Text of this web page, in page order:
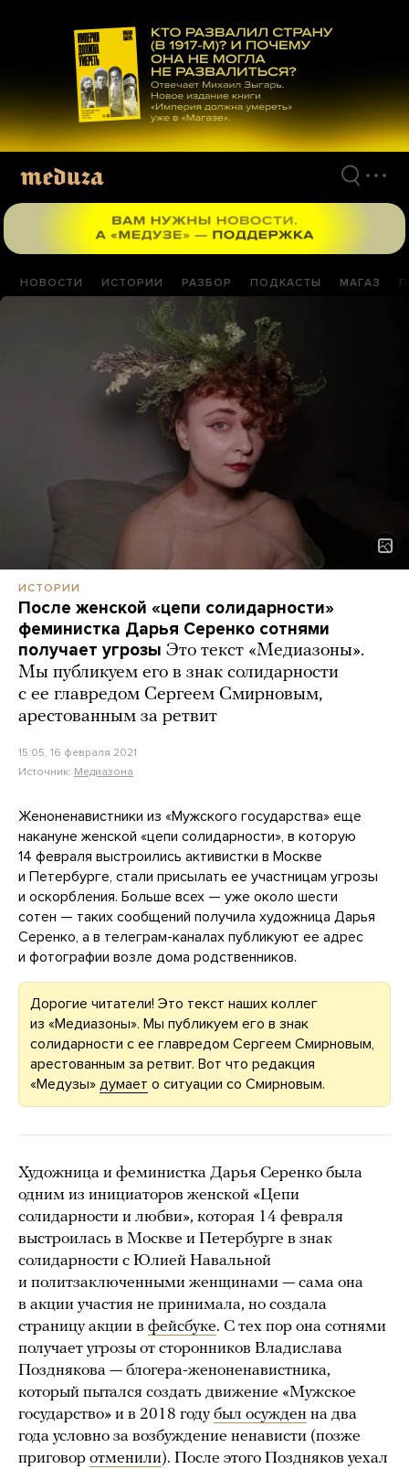
материалам
НОВОСТИ ИСТОРИИ РАЗБОР ПОДКАСТЫ МАГАЗ
ИСТОРИИ
После женской «цепи солидарности»
феминистка Дарья Серенко сотнями
получает угрозы Это текст «Медиазоны».
Мы публикуем его в знак солидарности
с ее главредом Сергеем Смирновым,
арестованным за ретвит
15:05, 16 февраля 2021
Источник: Медиазона
Женоненавистники из «Мужского государства» еще
накануне женской «цепи солидарности», в которую
14 февраля выстроились активистки в Москве
и Петербурге, стали присылать ее участницам угрозы
и оскорбления. Больше всех — уже около шести
сотен — таких сообщений получила художница Дарья
Серенко, а в телеграм-каналах публикуют ее адрес
и фотографии возле дома родственников.
Дорогие читатели! Это текст наших коллег
из «Медиазоны». Мы публикуем его в знак
солидарности с ее главредом Сергеем Смирновым,
арестованным за ретвит. Вот что редакция
«Медузы» думает о ситуации со Смирновым.
Художница и феминистка Дарья Серенко была
одним из инициаторов женской «Цепи
солидарности и любви», которая 14 февраля
выстроилась в Москве и Петербурге в знак
солидарности с Юлией Навальной
и политзаключенными женщинами — сама она
в акции участия не принимала, но создала
страницу акции в фейсбуке. С тех пор она сотнями
получает угрозы от сторонников Владислава
Позднякова — блогера-женоненавистника,
который пытался создать движение «Мужское
государство» и в 2018 годубыл осужден на два
года условно за возбуждение ненависти (позже
приговор отменили). После этого Поздняков уехал